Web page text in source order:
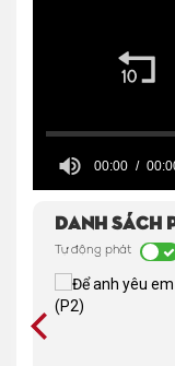
00:00
Danh sách
Tự động phát